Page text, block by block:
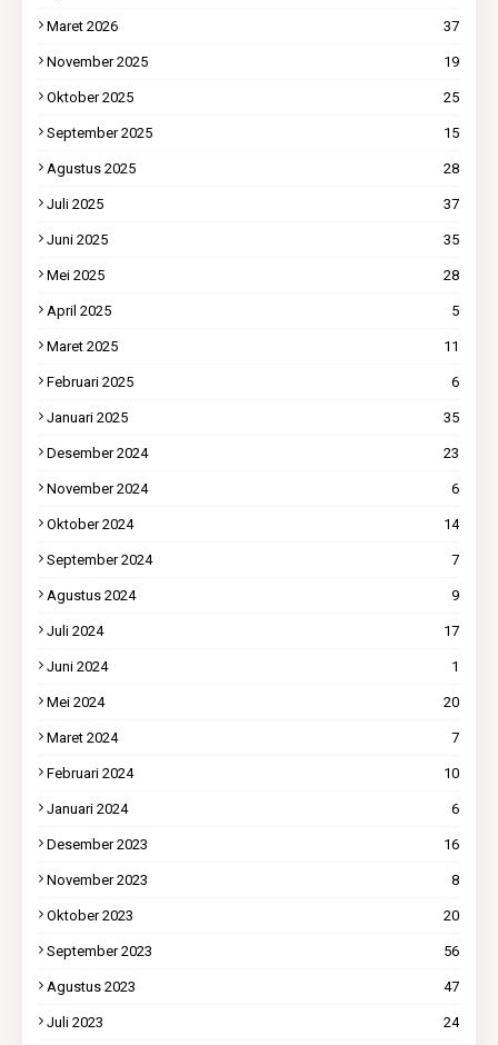
Maret 2026 37
November 2025 19
Oktober 2025 25
September 2025 15
Agustus 2025 28
Juli 2025 37
Juni 2025 35
Mei 2025 28
April 2025 5
Maret 2025 11
Februari 2025 6
Januari 2025 35
Desember 2024 23
November 2024 6
Oktober 2024 14
September 2024 7
Agustus 2024 9
Juli 2024 17
Juni 2024 1
Mei 2024 20
Maret 2024 7
Februari 2024 10
Januari 2024 6
Desember 2023 16
November 2023 8
Oktober 2023 20
September 2023 56
Agustus 2023 47
Juli 2023 24